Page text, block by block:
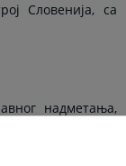
Словенија, са
надметања,